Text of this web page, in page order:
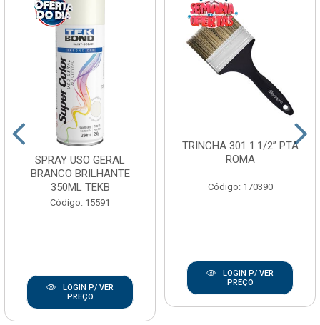
SPRAY USO GERAL
BRANCO BRILHANTE
350ML TEKB
Código: 15591
LOGIN P/ VER
PREÇO
TRINCHA 301 1.1/2” PTA
ROMA
Código: 170390
LOGIN P/ VER
PREÇO